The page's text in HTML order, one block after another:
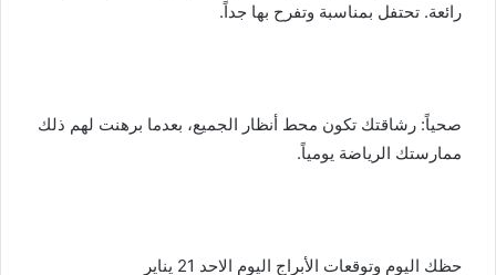
رائعة. تحتفل بمناسبة وتفرح بها جداً.
صحياً: رشاقتك تكون محط أنظار الجميع، بعدما برهنت لهم ذلك
ممارستك الرياضة يومياً.
حظك اليوم وتوقعات الأبراج اليوم الاحد 21 يناير